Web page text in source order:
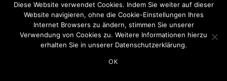
Diese Website verwendet Cookies. Indem Sie weiter auf dieser
Website navigieren, ohne die Cookie-Einstellungen Ihres
Internet Browsers zu ändern, stimmen Sie unserer
Verwendung von Cookies zu. Weitere Informationen hierzu
erhalten Sie in unserer Datenschutzerklärung.
OK